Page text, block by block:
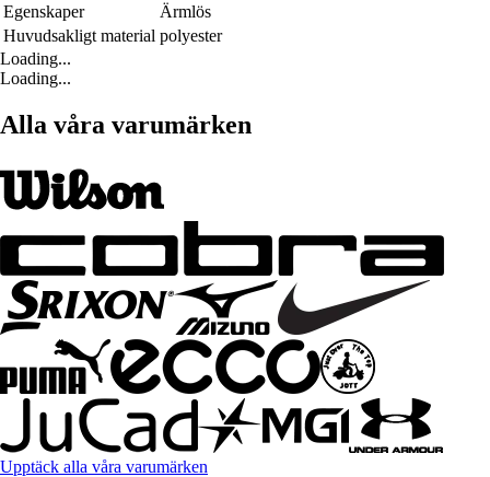
Egenskaper
Ärmlös
Huvudsakligt material polyester
Loading...
Loading...
Alla våra varumärken
Upptäck alla våra varumärken